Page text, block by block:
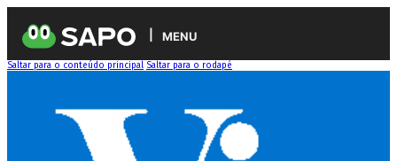
MENU
Saltar para o conteúdo principal Saltar para o rodapé